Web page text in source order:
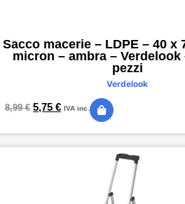
Sacco macerie – LDPE – 40 x
micron – ambra – Verdelook
pezzi
Verdelook
8,99€ 5,75 € IVA inc.